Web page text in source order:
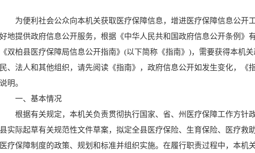
为便利社会公众向本机关获取医疗保障信息，增进医疗保障信息公开
好地提供政府信息公开服务，根据《中华人民共和国政府信息公开条例》
《双柏县医疗保障局信息公开指南》(以下简称《指南》)，需要获得本机
民、法人和其他组织，请先阅读《指南》，政府信息公开如发生变化，《
说明。
一、基本情况
根据有关规定，本机关负责贯彻执行国家、省、州医疗保障工作方针
县实际起草有关规范性文件草案，拟定全县医疗保险、生育保险、医疗救
医疗保障制度的政策、规划和标准并组织实施。在履行职责过程中，本机